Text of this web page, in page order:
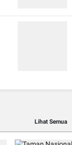
Lihat Semua